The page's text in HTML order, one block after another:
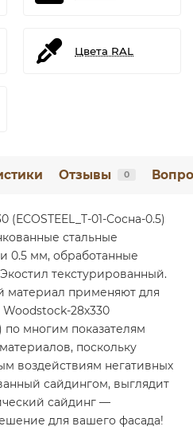
Цвета RAL
Отзывы 0
01-Сосна-0.5)
стальные
0.5 мм, обработанные
текстурированный.
материал применяют для
28х330
по многим показателям
поскольку
воздействиям негативных
сайдингом, выглядит
сайдинг —
для вашего фасада!